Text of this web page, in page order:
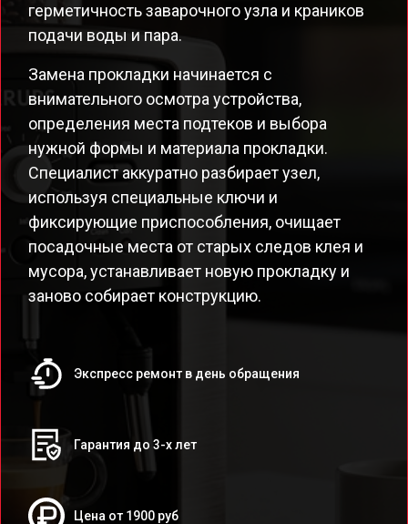
герметичность заварочного узла и краников
подачи воды и пара.
Замена прокладки начинается с
внимательного осмотра устройства,
определения места подтеков и выбора
нужной формы и материала прокладки.
Специалист аккуратно разбирает узел,
используя специальные ключи и
фиксирующие приспособления, очищает
посадочные места от старых следов клея и
мусора, устанавливает новую прокладку и
заново собирает конструкцию.
Экспресс ремонт в день обращения
Гарантия до 3-х лет
Цена от 1900 руб